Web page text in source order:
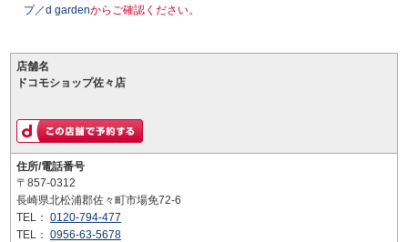
プ／d gardenからご確認ください。
店舗名
ドコモショップ佐々店
住所/電話番号
〒857-0312
長崎県北松浦郡佐々町市場免72-6
TEL： 0120-794-477
TEL： 0956-63-5678